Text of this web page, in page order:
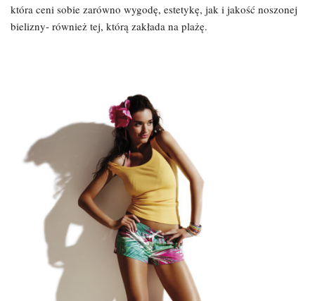
która ceni sobie zarówno wygodę, estetykę, jak i jakość noszonej
bielizny- również tej, którą zakłada na plażę.